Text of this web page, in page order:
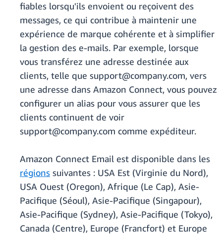
fiables lorsqu'ils envoient ou reçoivent des
messages, ce qui contribue à maintenir une
expérience de marque cohérente et à simplifier
la gestion des e-mails. Par exemple, lorsque
vous transférez une adresse destinée aux
clients, telle que support@company.com, vers
une adresse dans Amazon Connect, vous pouvez
configurer un alias pour vous assurer que les
clients continuent de voir
support@company.com comme expéditeur.
Amazon Connect Email est disponible dans les
régions suivantes : USA Est (Virginie du Nord),
USA Ouest (Oregon), Afrique (Le Cap), Asie-
Pacifique (Séoul), Asie-Pacifique (Singapour),
Asie-Pacifique (Sydney), Asie-Pacifique (Tokyo),
Canada (Centre), Europe (Francfort) et Europe